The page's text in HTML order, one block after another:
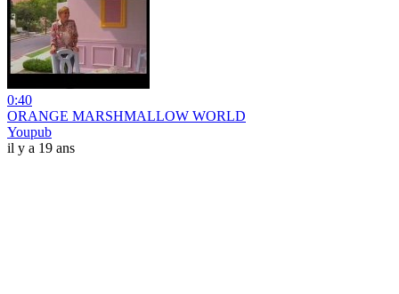
0:40
ORANGE MARSHMALLOW WORLD
Youpub
il y a 19 ans